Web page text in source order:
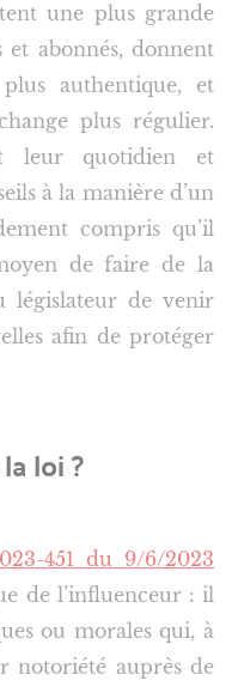
une plus grande
abonnés, donnent
authentique, et
plus régulier.
leur quotidien et
à la manière d’un
compris qu’il
de faire de la
législateur de venir
afin de protéger
loi ?
451 du 9/6/2023
de l’influenceur : il
ou morales qui, à
notoriété auprès de